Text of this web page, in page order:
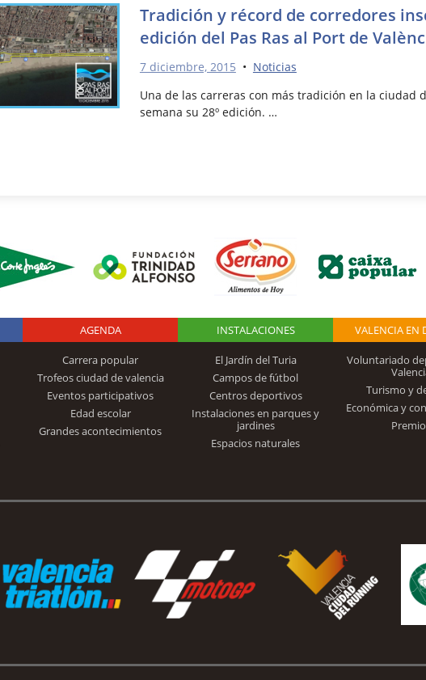
Tradición y récord de corredores
edición del Pas Ras al Port de
7 diciembre, 2015 • Noticias
Una de las carreras con más tradición en la ciudad
semana su 28º edición. …
Logo Fundación
Trinidad Alfonso
AGENDA
Carrera popular
Trofeos ciudad de valencia
Eventos participativos
Edad escolar
Grandes acontecimientos
INSTALACIONES
El Jardín del Turia
Campos de fútbol
Centros deportivos
Instalaciones en parques y
jardines
Espacios naturales
VALENCIA EN
Voluntariado
Turismo y
Económica y